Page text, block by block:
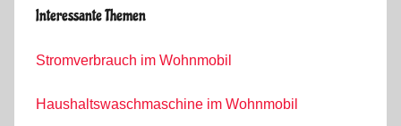
Interessante Themen
Stromverbrauch im Wohnmobil
Haushaltswaschmaschine im Wohnmobil